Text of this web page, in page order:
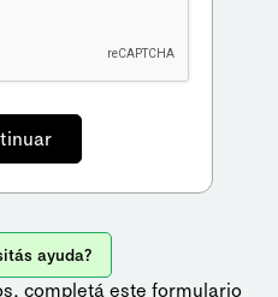
ayuda?
completá este formulario